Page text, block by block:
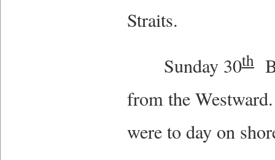
Straits.
Sunday 30th
from the
were to day on